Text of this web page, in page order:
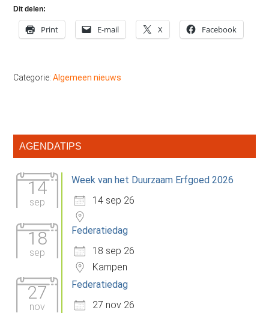
Dit delen:
Print E-mail X Facebook
Categorie:Algemeen nieuws
Primaire
AGENDATIPS
14
sep
Week van het Duurzaam Erfgoed 2026
14 sep 26
18
sep
Federatiedag
18 sep 26
Kampen
27
nov
Federatiedag
27 nov 26